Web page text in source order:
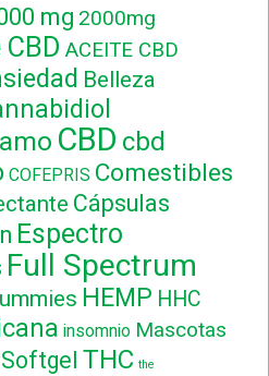
mg 2000mg
ACEITE CBD
Belleza
CBD cbd
COFEPRIS Comestibles
Cápsulas
Espectro
Full Spectrum
HEMP HHC
insomnio Mascotas
Softgel THC the